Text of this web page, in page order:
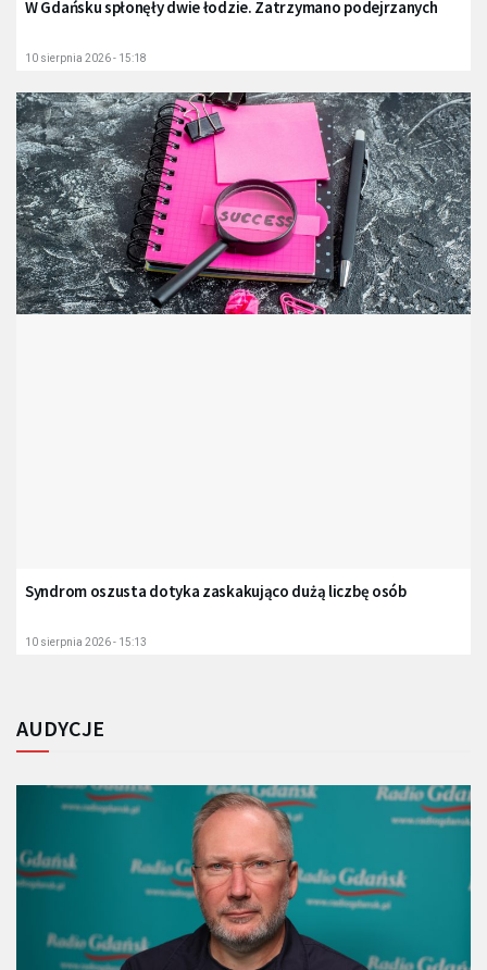
W Gdańsku spłonęły dwie łodzie. Zatrzymano podejrzanych
10 sierpnia 2026 - 15:18
Syndrom oszusta dotyka zaskakująco dużą liczbę osób
10 sierpnia 2026 - 15:13
AUDYCJE